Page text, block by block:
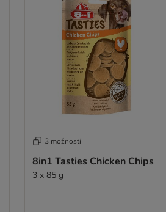
3 možností
8in1 Tasties Chicken Chips
3 x 85 g